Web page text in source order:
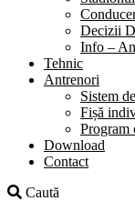
Decizii
Info –
Tehnic
Antrenori
Sistem
Fișă
Program
Download
Contact
Caută